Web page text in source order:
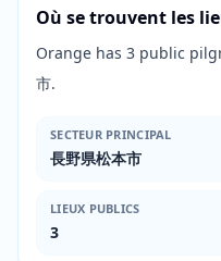
Où se trouvent les
Orange has 3 public
市.
SECTEUR PRINCIPAL
長野県松本市
LIEUX PUBLICS
3